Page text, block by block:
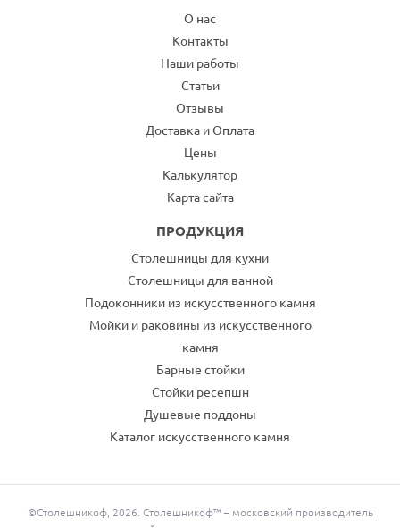
О нас
Контакты
Наши работы
Статьи
Отзывы
Доставка и Оплата
Цены
Калькулятор
Карта сайта
ПРОДУКЦИЯ
Столешницы для кухни
Столешницы для ванной
Подоконники из искусственного камня
Мойки и раковины из искусственного
камня
Барные стойки
Стойки ресепшн
Душевые поддоны
Каталог искусственного камня
©Столешникоф, 2026. Столешникоф™ – московский производитель